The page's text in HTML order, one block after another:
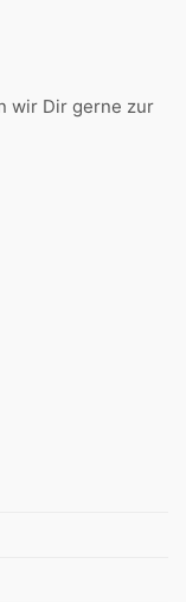
wir Dir gerne zur